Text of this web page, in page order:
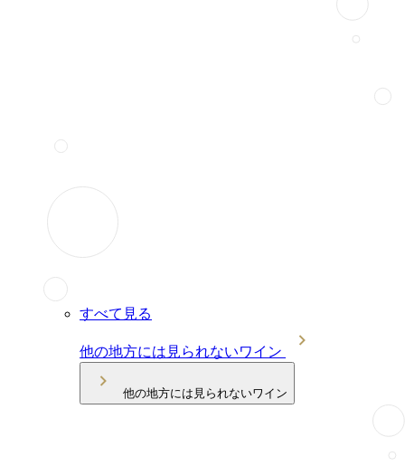
すべて見る
他の地方には見られないワイン
他の地方には見られないワイン